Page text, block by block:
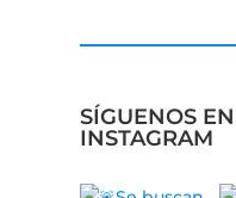
SÍGUENOS EN
INSTAGRAM